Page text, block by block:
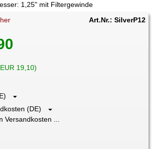
1,25" mit Filtergewinde
Art.Nr.: SilverP12
19,10)
(DE)
Versandkosten ...